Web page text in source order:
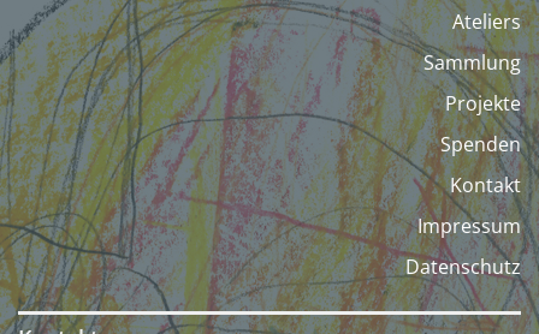
Ateliers
Sammlung
Projekte
Spenden
Kontakt
Impressum
Datenschutz